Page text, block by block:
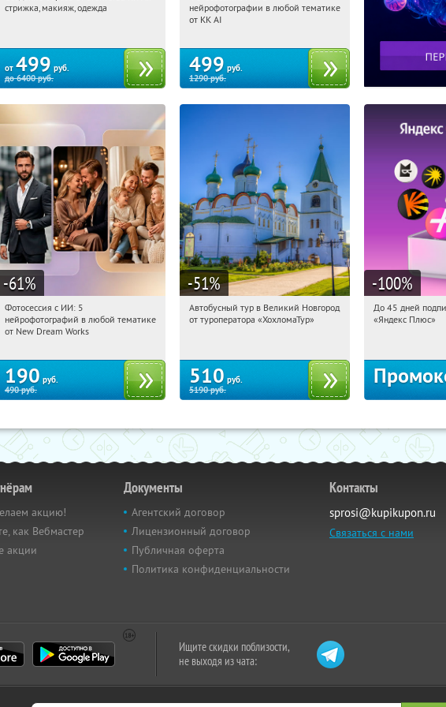
стрижка, макияж, одежда
от 499 руб.
до6400руб.
Россия
нейрофотографии в любой тематике
от KK AI
499 руб.
1290руб.
-61%
17:20:48
Россия
Фотосессия с ИИ: 5
нейрофотографий в любой тематике
от New Dream Works
190 руб.
490руб.
-51%
17:20:48 Купили:2
Автобусный тур в Великий Новгород
от туроператора «ХохломаТур»
510 руб.
5190руб.
-100%
17:20:48
До 45 дней
«Яндекс Плюс»
акцию!
как Вебмастер
акции
Документы
Агентский договор
Лицензионный договор
Публичная оферта
Политика конфиденциальности
Контакты
sprosi@kupikupon.ru
Связаться с нами
Ищите скидки поблизости,
не выходя из чата: